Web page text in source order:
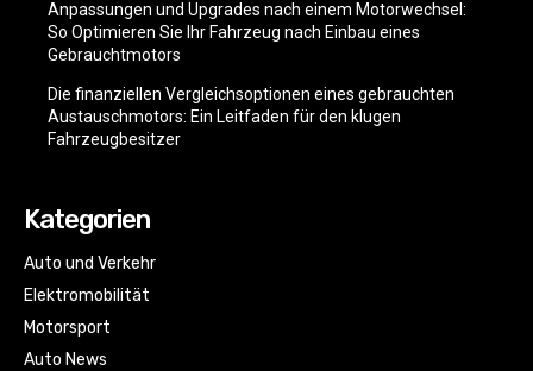
Anpassungen und Upgrades nach einem Motorwechsel:
So Optimieren Sie Ihr Fahrzeug nach Einbau eines
Gebrauchtmotors
Die finanziellen Vergleichsoptionen eines gebrauchten
Austauschmotors: Ein Leitfaden für den klugen
Fahrzeugbesitzer
Kategorien
Auto und Verkehr
Elektromobilität
Motorsport
Auto News